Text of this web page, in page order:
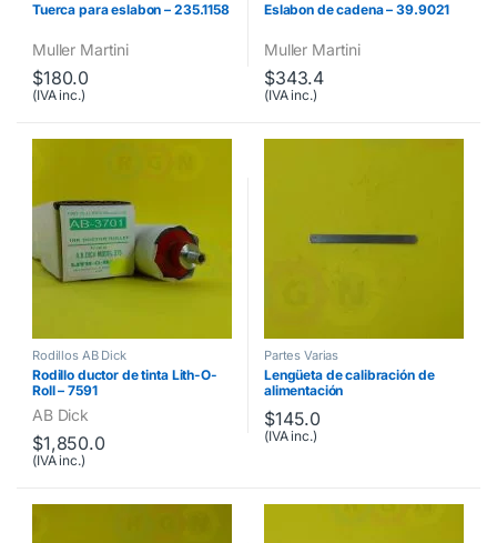
Tuerca para eslabon – 235.1158
Muller Martini
$180.0
(IVA inc.)
Eslabon de cadena – 39.9021
Muller Martini
$343.4
(IVA inc.)
Rodillos AB Dick
Rodillo ductor de tinta Lith-O-
Roll – 7591
AB Dick
$1,850.0
(IVA inc.)
Partes Varias
Lengüeta de calibración de
alimentación
$145.0
(IVA inc.)